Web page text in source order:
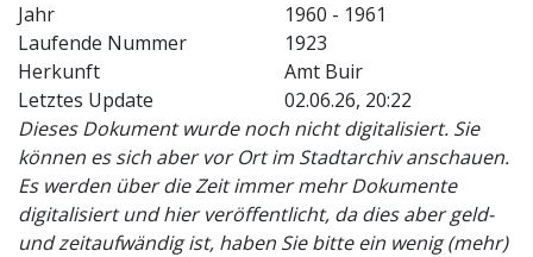
Jahr
1960 - 1961
Laufende Nummer
1923
Herkunft
Amt Buir
Letztes Update
02.06.26, 20:22
Dieses Dokument wurde noch nicht digitalisiert. Sie
können es sich aber vor Ort im Stadtarchiv anschauen.
Es werden über die Zeit immer mehr Dokumente
digitalisiert und hier veröffentlicht, da dies aber geld-
und zeitaufwändig ist, haben Sie bitte ein wenig (mehr)